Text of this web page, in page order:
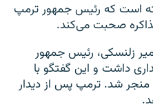
است که رئیس جمهور ترمپ
صحبت می‌کند.
ولودیمیر زلنسکی، رئیس جمهور
داشت و این گفتگو با
منجر شد. ترمپ پس از دیدار